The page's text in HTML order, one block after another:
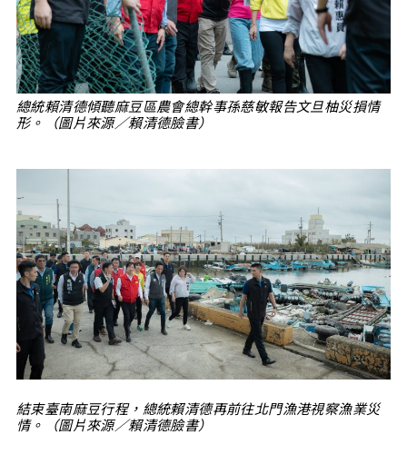
總統賴清德傾聽麻豆區農會總幹事孫慈敏報告文旦柚災損情
形。（圖片來源／賴清德臉書）
結束臺南麻豆行程，總統賴清德再前往北門漁港視察漁業災
情。（圖片來源／賴清德臉書）